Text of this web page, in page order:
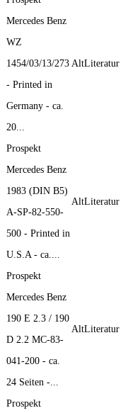
Mercedes Benz
WZ
1454/03/13/273
- Printed in
Germany - ca.
20...
AltLiteratur
Prospekt
Mercedes Benz
1983 (DIN B5)
A-SP-82-550-
500 - Printed in
U.S.A - ca....
AltLiteratur
Prospekt
Mercedes Benz
190 E 2.3 / 190
D 2.2 MC-83-
041-200 - ca.
24 Seiten -...
AltLiteratur
Prospekt